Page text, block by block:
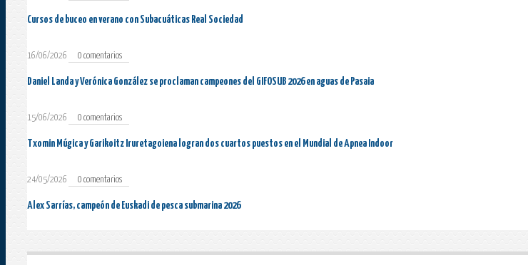
Cursos de buceo en verano con Subacuáticas Real Sociedad
16/06/2026 0 comentarios
Daniel Landa y Verónica González se proclaman campeones del GIFOSUB 2026 en aguas de Pasaia
15/06/2026 0 comentarios
Txomin Múgica y Garikoitz Iruretagoiena logran dos cuartos puestos en el Mundial de Apnea Indoor
24/05/2026 0 comentarios
Alex Sarrías, campeón de Euskadi de pesca submarina 2026